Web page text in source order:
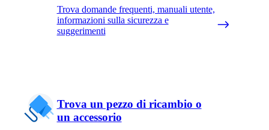
Trova domande frequenti, manuali utente,
informazioni sulla sicurezza e
suggerimenti
Trova un pezzo di ricambio o
un accessorio